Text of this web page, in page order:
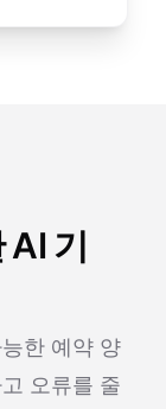
AI 기
한 예약 양
오류를 줄